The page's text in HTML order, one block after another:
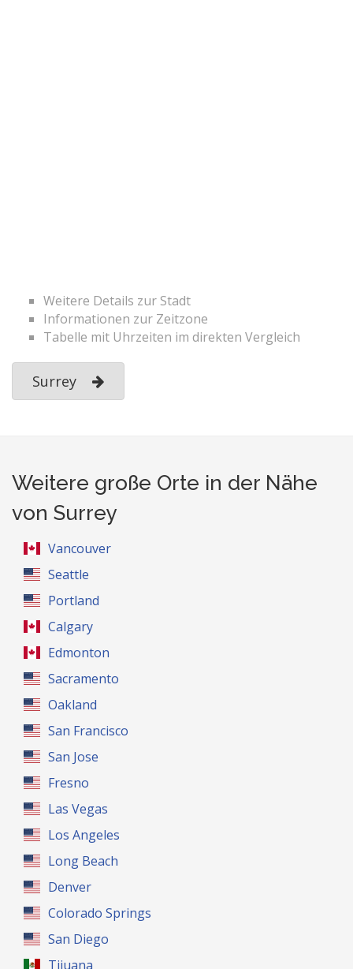
Weitere Details zur Stadt
Informationen zur Zeitzone
Tabelle mit Uhrzeiten im direkten Vergleich
Surrey
Weitere große Orte in der Nähe
von Surrey
Vancouver
Seattle
Portland
Calgary
Edmonton
Sacramento
Oakland
San Francisco
San Jose
Fresno
Las Vegas
Los Angeles
Long Beach
Denver
Colorado Springs
San Diego
Tijuana